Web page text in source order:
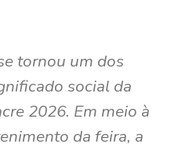
tornou um dos
social da
2026. Em meio à
da feira, a